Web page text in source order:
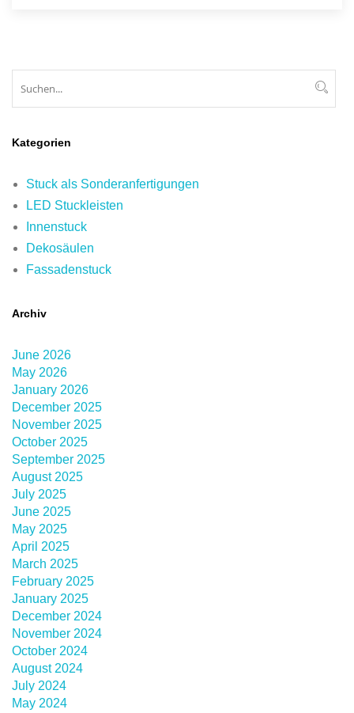
Kategorien
Stuck als Sonderanfertigungen
LED Stuckleisten
Innenstuck
Dekosäulen
Fassadenstuck
Archiv
June 2026
May 2026
January 2026
December 2025
November 2025
October 2025
September 2025
August 2025
July 2025
June 2025
May 2025
April 2025
March 2025
February 2025
January 2025
December 2024
November 2024
October 2024
August 2024
July 2024
May 2024